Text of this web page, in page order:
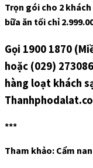
Trọn gói cho 2 khách
bữa ăn tối chỉ
Gọi 1900 1870
hoặc (029)
hàng loạt khách
***
Tham khảo: Cẩm